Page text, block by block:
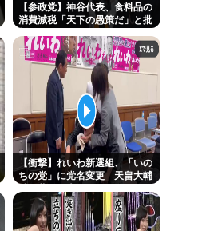
【参政党】神谷代表、食料品の
消費減税「天下の愚策だ」と批
【衝撃】れいわ新選組、「いの
ちの党」に党名変更 天畠大輔